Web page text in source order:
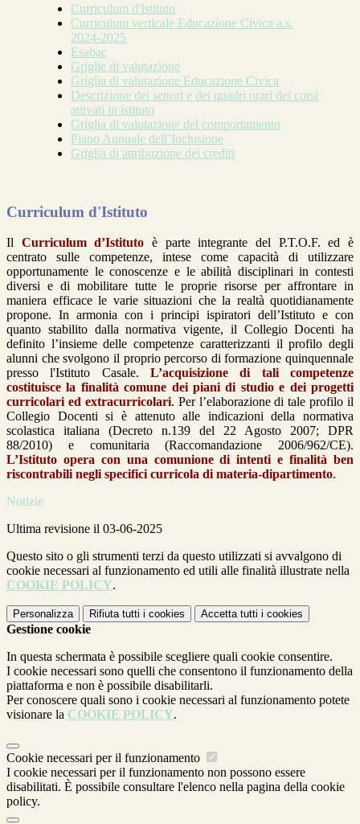
Curriculum d'Istituto
Curriculum verticale Educazione Civica a.s.
2024-2025
Esabac
Griglie di valutazione
Griglia di valutazione Educazione Civica
Descrizione dei settori e dei quadri orari dei corsi
attivati in istituto
Griglia di valutazione del comportamento
Piano Annuale dell’Inclusione
Griglia di attribuzione dei crediti
Curriculum d'Istituto
Il Curriculum d’Istituto è parte integrante del P.T.O.F. ed è
centrato sulle competenze, intese come capacità di utilizzare
opportunamente le conoscenze e le abilità disciplinari in contesti
diversi e di mobilitare tutte le proprie risorse per affrontare in
maniera efficace le varie situazioni che la realtà quotidianamente
propone. In armonia con i principi ispiratori dell’Istituto e con
quanto stabilito dalla normativa vigente, il Collegio Docenti ha
definito l’insieme delle competenze caratterizzanti il profilo degli
alunni che svolgono il proprio percorso di formazione quinquennale
presso l'Istituto Casale. L’acquisizione di tali competenze
costituisce la finalità comune dei piani di studio e dei progetti
curricolari ed extracurricolari. Per l’elaborazione di tale profilo il
Collegio Docenti si è attenuto alle indicazioni della normativa
scolastica italiana (Decreto n.139 del 22 Agosto 2007; DPR
88/2010) e comunitaria (Raccomandazione 2006/962/CE).
L’Istituto opera con una comunione di intenti e finalità ben
riscontrabili negli specifici curricola di materia-dipartimento.
Notizie
Ultima revisione il 03-06-2025
Questo sito o gli strumenti terzi da questo utilizzati si avvalgono di
cookie necessari al funzionamento ed utili alle finalità illustrate nella
COOKIE POLICY.
Personalizza Rifiuta tutti i cookies Accetta tutti i cookies
Gestione cookie
In questa schermata è possibile scegliere quali cookie consentire.
I cookie necessari sono quelli che consentono il funzionamento della
piattaforma e non è possibile disabilitarli.
Per conoscere quali sono i cookie necessari al funzionamento potete
visionare la COOKIE POLICY.
Cookie necessari per il funzionamento
I cookie necessari per il funzionamento non possono essere
disabilitati. È possibile consultare l'elenco nella pagina della cookie
policy.